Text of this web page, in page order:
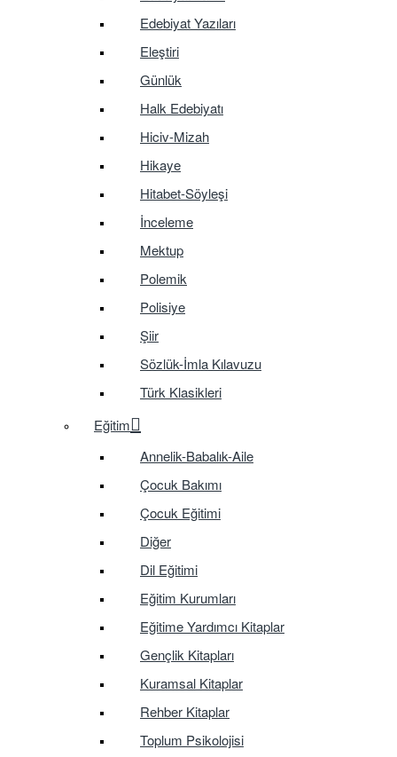
Edebiyat Yazıları
Eleştiri
Günlük
Halk Edebiyatı
Hiciv-Mizah
Hikaye
Hitabet-Söyleşi
İnceleme
Mektup
Polemik
Polisiye
Şiir
Sözlük-İmla Kılavuzu
Türk Klasikleri
Eğitim
Annelik-Babalık-Aile
Çocuk Bakımı
Çocuk Eğitimi
Diğer
Dil Eğitimi
Eğitim Kurumları
Eğitime Yardımcı Kitaplar
Gençlik Kitapları
Kuramsal Kitaplar
Rehber Kitaplar
Toplum Psikolojisi